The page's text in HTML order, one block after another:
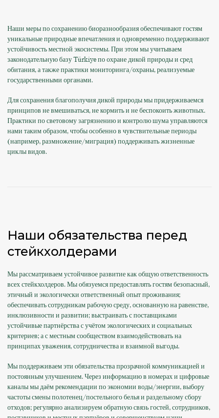
Наши меры по сохранению биоразнообразия обеспечивают гостям
уникальные природные впечатления и одновременно поддерживают
устойчивость местной экосистемы. При этом мы учитываем
законодательную базу Türkiye по охране дикой природы и сред
обитания, а также практики мониторинга/охраны, реализуемые
государственными органами.
Для сохранения благополучия дикой природы мы придерживаемся
принципов не вмешиваться, не кормить и не беспокоить животных.
Практики по световому загрязнению и контролю шума управляются
нами таким образом, чтобы особенно в чувствительные периоды
(например, размножение/миграция) поддерживать жизненные
циклы видов.
Наши обязательства перед
стейкхолдерами
Мы рассматриваем устойчивое развитие как общую ответственность
всех стейкхолдеров. Мы обязуемся предоставлять гостям безопасный,
этичный и экологически ответственный опыт проживания;
обеспечивать сотрудникам рабочую среду, основанную на равенстве,
инклюзивности и развитии; выстраивать с поставщиками
устойчивые партнёрства с учётом экологических и социальных
критериев; а с местным сообществом взаимодействовать на
принципах уважения, сотрудничества и взаимной выгоды.
Мы поддерживаем эти обязательства прозрачной коммуникацией и
постоянным улучшением. Через информацию в номерах и цифровые
каналы мы даём рекомендации по экономии воды/энергии, выбору
частоты смены полотенец/постельного белья и раздельному сбору
отходов; регулярно анализируем обратную связь гостей, сотрудников,